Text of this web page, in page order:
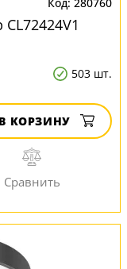
503 шт.
В КОРЗИНУ